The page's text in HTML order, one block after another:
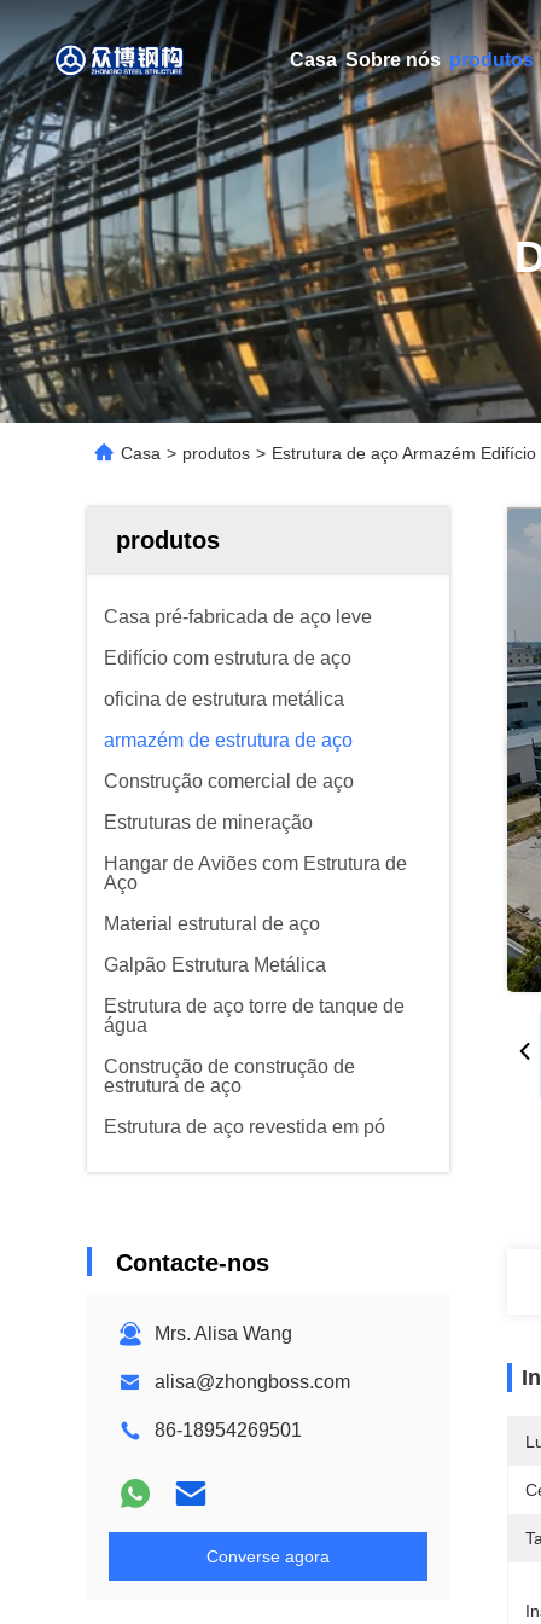
Casa Sobre nós produtos
Casa > produtos > Estrutura de aço Armazém
produtos
Casa pré-fabricada de aço leve
Edifício com estrutura de aço
oficina de estrutura metálica
armazém de estrutura de aço
Construção comercial de aço
Estruturas de mineração
Hangar de Aviões com Estrutura de
Aço
Material estrutural de aço
Galpão Estrutura Metálica
Estrutura de aço torre de tanque de
água
Construção de construção de
estrutura de aço
Estrutura de aço revestida em pó
Contacte-nos
Mrs. Alisa Wang
alisa@zhongboss.com
86-18954269501
Converse agora